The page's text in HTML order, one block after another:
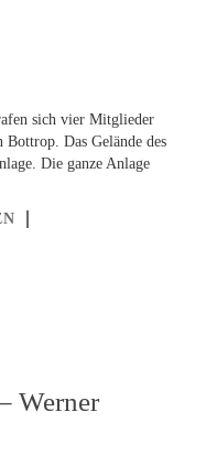
sich vier Mitglieder
Bottrop. Das Gelände des
Die ganze Anlage
Werner